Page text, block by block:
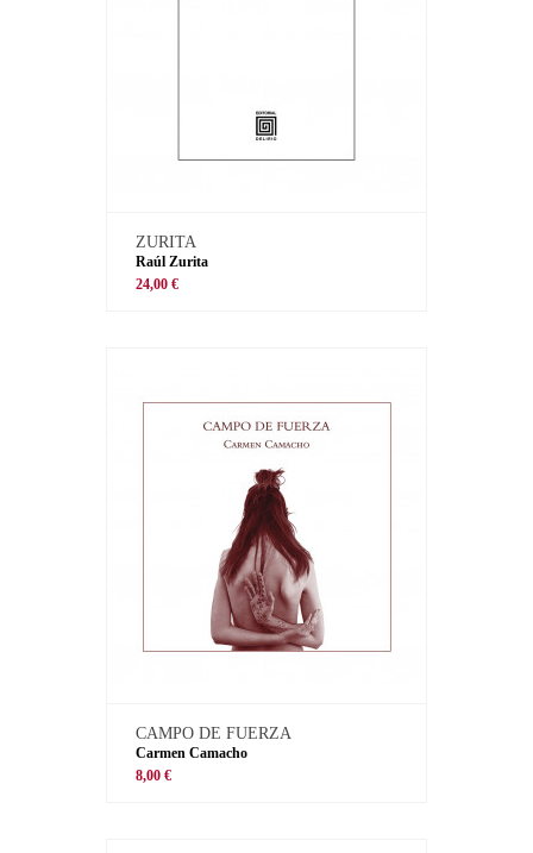
ZURITA
Raúl Zurita
24,00 €
CAMPO DE FUERZA
Carmen Camacho
8,00 €